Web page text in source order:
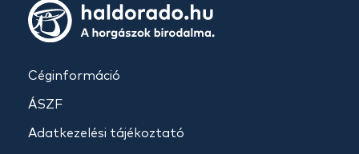
Céginformáció
ÁSZF
Adatkezelési tájékoztató